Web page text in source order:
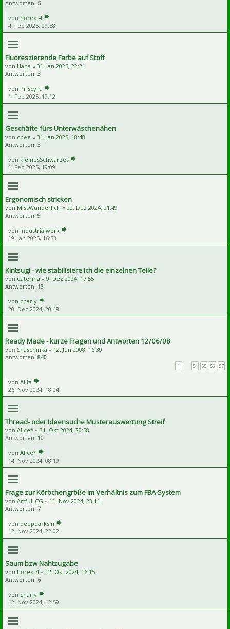
Antworten: 5
von horex_4
4. Feb 2025, 09:58
Fluoreszierende Farbe auf Stoff
von Hana « 31. Jan 2025, 22:21
Antworten: 3
von Priscylla
1. Feb 2025, 19:12
Geschäfte fürs Unterwäschenähen
von cbee « 31. Jan 2025, 18:48
Antworten: 3
von kleinesSchwarzes
1. Feb 2025, 19:09
Ergonomisch stricken
von MissWunderlich « 22. Dez 2024, 21:49
Antworten: 9
von Industrialwork
19. Jan 2025, 16:53
Kintsugi - wie stabilisiere ich die einzelnen Teile?
von Caterina « 9. Dez 2024, 17:55
Antworten: 13
von charly
20. Dez 2024, 20:48
Ready Made - kurze Fragen und Antworten 12/06/08
von Shaschinka « 12. Jun 2008, 16:39
Antworten: 840
1 54 55 56 57
von Alita
26. Nov 2024, 18:04
Thread- oder Ideensuche Musterauswertung Streif
von Alice* « 31. Okt 2024, 20:58
Antworten: 10
von Alice*
14. Nov 2024, 08:19
Frage zur Körbchengröße im Verhältnis zum FBA-System
von Artful_CG « 11. Nov 2024, 23:11
Antworten: 7
von deepdarksin
12. Nov 2024, 22:02
Saum bzw Nahtzugabe
von horex_4 « 12. Okt 2024, 16:15
Antworten: 6
von charly
12. Nov 2024, 12:59